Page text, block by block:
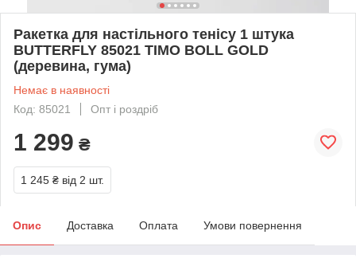
Ракетка для настільного тенісу 1 штука
BUTTERFLY 85021 TIMO BOLL GOLD
(деревина, гума)
Немає в наявності
Код: 85021
Опт і роздріб
1 299 ₴
1 245 ₴ від 2 шт.
Опис Доставка Оплата Умови повернення